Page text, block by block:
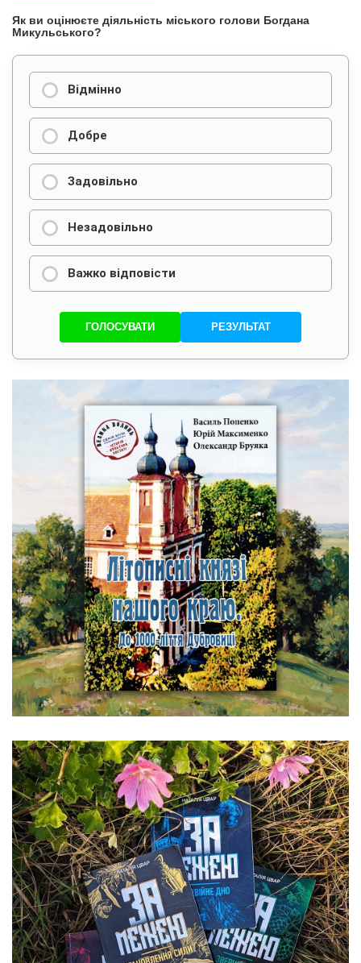
Як ви оцінюєте діяльність міського голови Богдана
Микульського?
Відмінно
Добре
Задовільно
Незадовільно
Важко відповісти
ГОЛОСУВАТИ РЕЗУЛЬТАТ